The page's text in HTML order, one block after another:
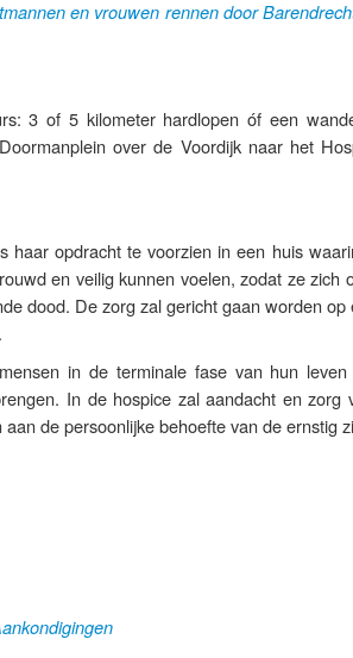
en vrouwen rennen door
3 of 5 kilometer hardlopen óf een
over de Voordijk naar het
haar opdracht te voorzien in een huis
en veilig kunnen voelen, zodat ze zich
dood. De zorg zal gericht gaan worden op
in de terminale fase van hun
In de hospice zal aandacht en zorg
de persoonlijke behoefte van de ernstig